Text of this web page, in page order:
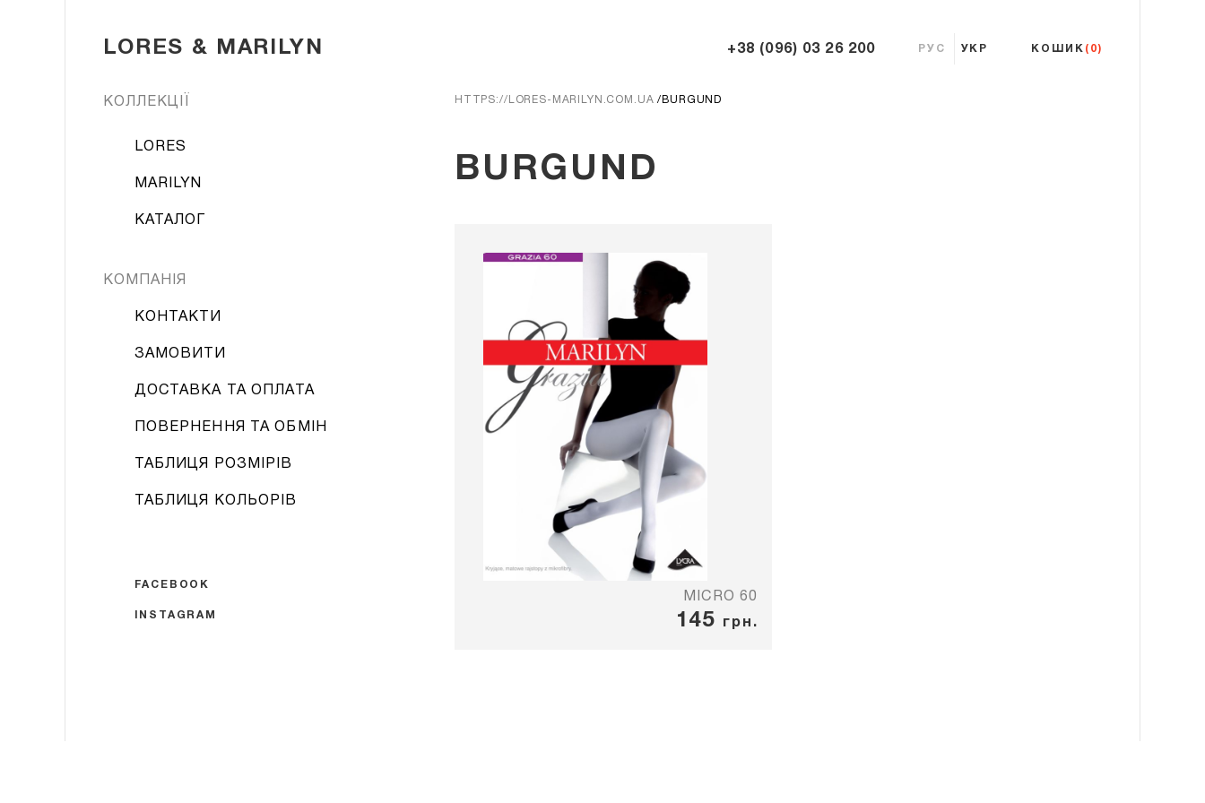
LORES & MARILYN +38 (096) 03 26 200 РУС УКР КОШИК (0)
КОЛЛЕКЦІЇ
LORES
MARILYN
КАТАЛОГ
КОМПАНІЯ
КОНТАКТИ
ЗАМОВИТИ
ДОСТАВКА ТА ОПЛАТА
ПОВЕРНЕННЯ ТА ОБМІН
ТАБЛИЦЯ РОЗМІРІВ
ТАБЛИЦЯ КОЛЬОРІВ
FACEBOOK
INSTAGRAM
HTTPS://LORES-MARILYN.COM.UA BURGUND
BURGUND
MICRO 60
145 грн.